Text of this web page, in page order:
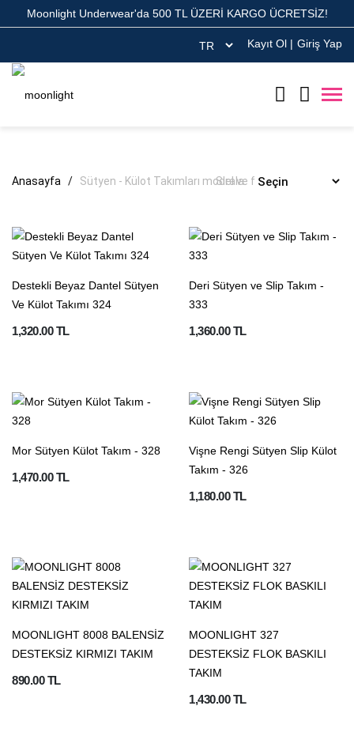
Moonlight Underwear'da 500 TL ÜZERİ KARGO ÜCRETSİZ!
Giriş Yap
Kayıt Ol |
Anasayfa Sütyen - Külot Takımları model ve fiyatları
Sırala:
Destekli Beyaz Dantel Sütyen
Ve Külot Takımı 324
1,320.00 TL
Deri Sütyen ve Slip Takım -
333
1,360.00 TL
Mor Sütyen Külot Takım - 328
1,470.00 TL
Vişne Rengi Sütyen Slip Külot
Takım - 326
1,180.00 TL
MOONLIGHT 8008 BALENSİZ
DESTEKSİZ KIRMIZI TAKIM
890.00 TL
MOONLIGHT 327
DESTEKSİZ FLOK BASKILI
TAKIM
1,430.00 TL